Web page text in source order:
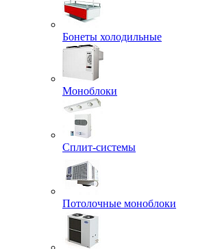
Бонеты холодильные
Моноблоки
Сплит-системы
Потолочные моноблоки